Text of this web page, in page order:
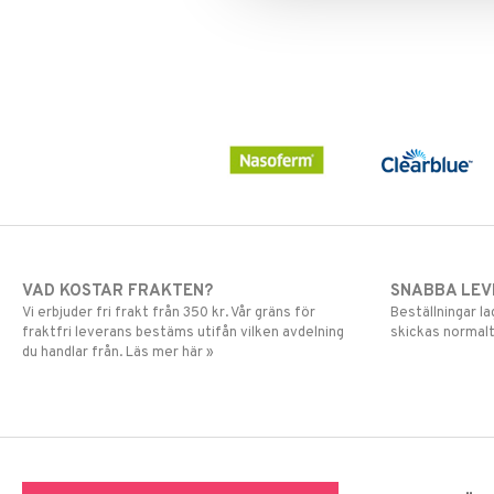
VAD KOSTAR FRAKTEN?
Vi erbjuder fri frakt från 350 kr. Vår gräns för
fraktfri leverans bestäms utifån vilken avdelning
du handlar från. Läs mer här »
SNABBA
Beställningar
skickas